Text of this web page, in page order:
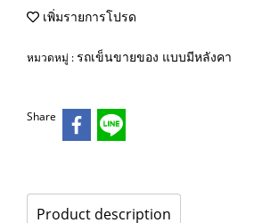
เพิ่มรายการโปรด
หมวดหมู่ :รถเข็นขายของ แบบมีหลังคา
Share
Product description